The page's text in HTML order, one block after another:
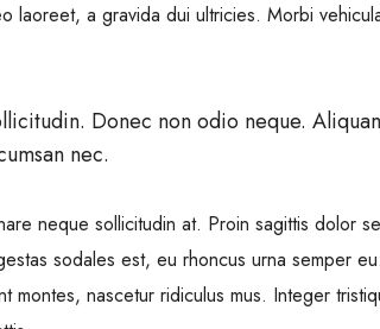
laoreet, a gravida dui ultricies. Morbi
Donec non odio neque.
nec.
neque sollicitudin at. Proin sagittis dolor
sodales est, eu rhoncus urna semper
montes, nascetur ridiculus mus. Integer